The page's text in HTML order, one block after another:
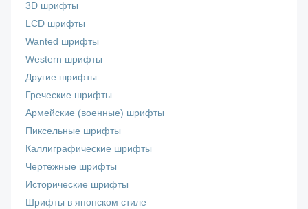
3D шрифты
LCD шрифты
Wanted шрифты
Western шрифты
Другие шрифты
Греческие шрифты
Армейские (военные) шрифты
Пиксельные шрифты
Каллиграфические шрифты
Чертежные шрифты
Исторические шрифты
Шрифты в японском стиле